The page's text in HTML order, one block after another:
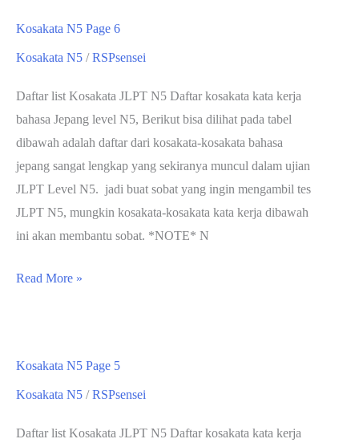
Kosakata N5 Page 6
Kosakata N5 /RSPsensei
Daftar list Kosakata JLPT N5 Daftar kosakata kata kerja
bahasa Jepang level N5, Berikut bisa dilihat pada tabel
dibawah adalah daftar dari kosakata-kosakata bahasa
jepang sangat lengkap yang sekiranya muncul dalam ujian
JLPT Level N5. jadi buat sobat yang ingin mengambil tes
JLPT N5, mungkin kosakata-kosakata kata kerja dibawah
ini akan membantu sobat. *NOTE* N
Kosakata
Read More »
Kosakata N5 Page 5
Kosakata N5 /RSPsensei
Daftar list Kosakata JLPT N5 Daftar kosakata kata kerja